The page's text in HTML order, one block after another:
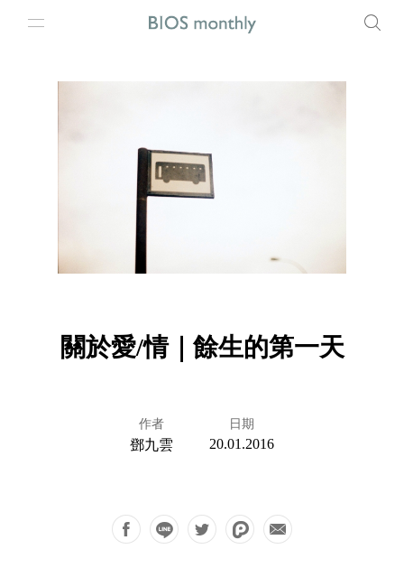
關於愛/情｜餘生的第一天
作者
鄧九雲
日期
20.01.2016